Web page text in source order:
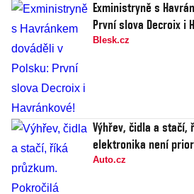
Exministryně s
První slova Decroix i
Blesk.cz
Výhřev, čidla a stačí,
elektronika není
Auto.cz